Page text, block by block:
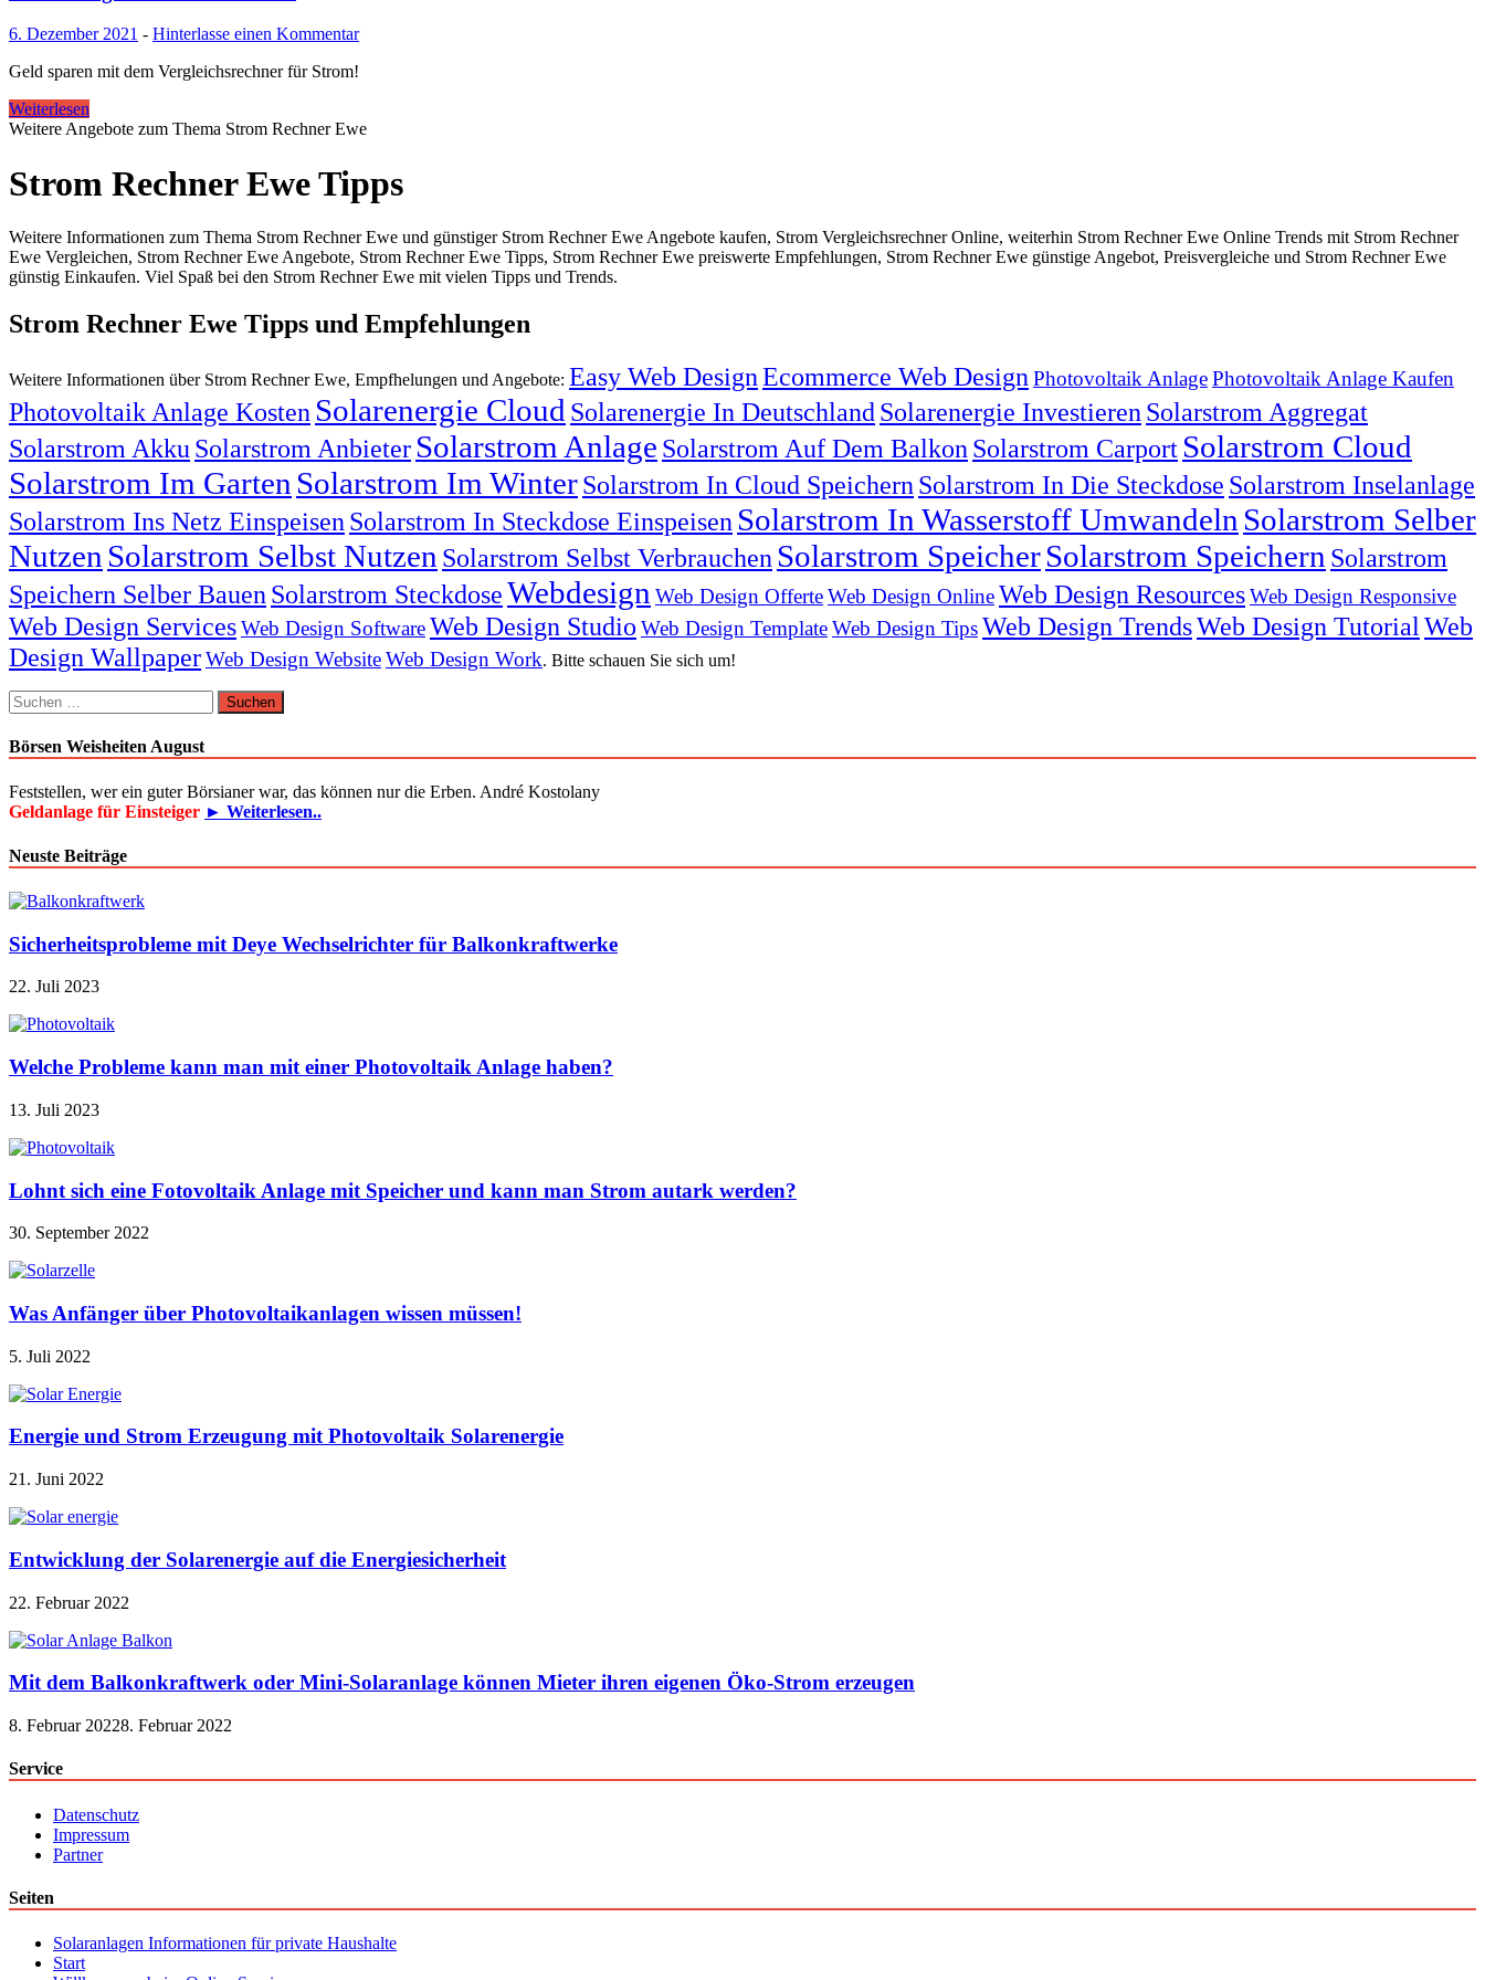
6. Dezember 2021 - Hinterlasse einen Kommentar
Geld sparen mit dem Vergleichsrechner für Strom!
Weiterlesen
Weitere Angebote zum Thema Strom Rechner Ewe
Strom Rechner Ewe Tipps
Weitere Informationen zum Thema Strom Rechner Ewe und günstiger Strom Rechner Ewe Angebote kaufen, Strom Vergleichsrechner Online, weiterhin Strom Rechner Ewe Online Trends mit Strom Rechner
Ewe Vergleichen, Strom Rechner Ewe Angebote, Strom Rechner Ewe Tipps, Strom Rechner Ewe preiswerte Empfehlungen, Strom Rechner Ewe günstige Angebot, Preisvergleiche und Strom Rechner Ewe
günstig Einkaufen. Viel Spaß bei den Strom Rechner Ewe mit vielen Tipps und Trends.
Strom Rechner Ewe Tipps und Empfehlungen
Weitere Informationen über Strom Rechner Ewe, Empfhelungen und Angebote: Easy Web DesignEcommerce Web Design Photovoltaik AnlagePhotovoltaik Anlage Kaufen
Photovoltaik Anlage Kosten Solarenergie Cloud Solarenergie In Deutschland Solarenergie Investieren Solarstrom Aggregat
Solarstrom Akku Solarstrom Anbieter Solarstrom Anlage Solarstrom Auf Dem Balkon Solarstrom Carport Solarstrom Cloud
Solarstrom Im Garten Solarstrom Im WinterSolarstrom In Cloud Speichern Solarstrom In Die Steckdose Solarstrom Inselanlage
Solarstrom Ins Netz Einspeisen Solarstrom In Steckdose Einspeisen Solarstrom In Wasserstoff Umwandeln Solarstrom Selber
Nutzen Solarstrom Selbst Nutzen Solarstrom Selbst Verbrauchen Solarstrom SpeicherSolarstrom Speichern Solarstrom
Speichern Selber Bauen Solarstrom SteckdoseWebdesign Web Design OfferteWeb Design OnlineWeb Design ResourcesWeb Design Responsive
Web Design ServicesWeb Design SoftwareWeb Design Studio Web Design TemplateWeb Design TipsWeb Design TrendsWeb Design Tutorial Web
Design WallpaperWeb Design WebsiteWeb Design Work. Bitte schauen Sie sich um!
Suchen
nach:
Börsen Weisheiten August
Feststellen, wer ein guter Börsianer war, das können nur die Erben. André Kostolany
Geldanlage für Einsteiger ► Weiterlesen..
Neuste Beiträge
Sicherheitsprobleme mit Deye Wechselrichter für Balkonkraftwerke
22. Juli 2023
Welche Probleme kann man mit einer Photovoltaik Anlage haben?
13. Juli 2023
Lohnt sich eine Fotovoltaik Anlage mit Speicher und kann man Strom autark werden?
30. September 2022
Was Anfänger über Photovoltaikanlagen wissen müssen!
5. Juli 2022
Energie und Strom Erzeugung mit Photovoltaik Solarenergie
21. Juni 2022
Entwicklung der Solarenergie auf die Energiesicherheit
22. Februar 2022
Mit dem Balkonkraftwerk oder Mini-Solaranlage können Mieter ihren eigenen Öko-Strom erzeugen
8. Februar 20228. Februar 2022
Service
Datenschutz
Impressum
Partner
Seiten
Solaranlagen Informationen für private Haushalte
Start